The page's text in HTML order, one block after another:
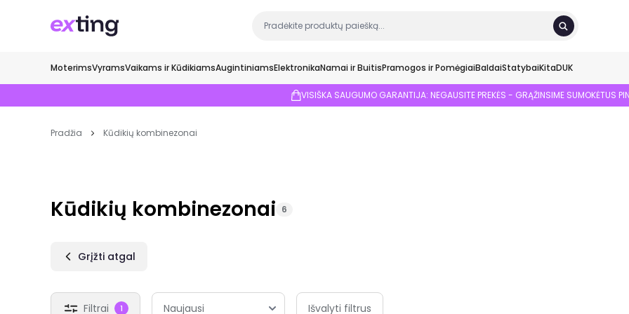
MoterimsVyramsVaikams ir KūdikiamsAugintiniamsElektronikaNamai ir BuitisPramogos ir PomėgiaiBaldaiStatybaiKitaDUK
VISIŠKA SAUGUMO GARANTIJA: NEGAUSITE PREKĖS - GRĄŽINSIME SUMOKĖTUS
Pradžia Kūdikių kombinezonai
Kūdikių kombinezonai 6
Grįžti atgal
Filtrai 1 Išvalyti filtrus